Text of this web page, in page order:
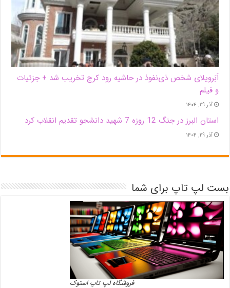
اَبَر‌ویلای شخص ذی‌نفوذ در حاشیه‌ رود کرج تخریب شد + جزئیات
و فیلم
آذر ۲۹, ۱۴۰۴
استان البرز در جنگ 12 روزه 7 شهید دانشجو تقدیم انقلاب کرد
آذر ۲۹, ۱۴۰۴
بست لپ تاپ برای شما
فروشگاه لپ تاپ استوک